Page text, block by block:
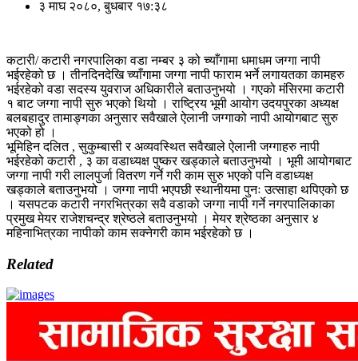
३ माघ २०८०, बुधबार १७:३८
कटारी/ कटारी नगरपालिका वडा नम्बर ३ को च्याँगामा धमाधम जग्गा नापी
भईरहेको छ । तीनदिनदेखि च्याँगामा जग्गा नापी फाराम भर्ने लगायतका कामहरु
भईरहेको वडा सदस्य युवराज अधिकारीले बताउनुभयो । गएको मंसिरमा कटारी
१ बाट जग्गा नापी सुरु भएको थियो । राष्ट्रिय भूमी आयोग उदयपुरका अध्यक्ष
बलबहादुर तामाङ्गका अनुसार सवैखाले ऐलानी जग्गाको नापी आयोगबाट सुरु
भएको हो ।
भूमिहिन दलित , सुकुम्बासी र अव्यवस्थित सवैखाले ऐलानी जग्गाहरु नापी
भईरहेको कटारी , ३ का वडाध्यक्ष पुष्कर खड्काले बताउनुभयो । भूमी आयोगबाट
जग्गा नापी गरी लालपुर्जा वितरण गर्ने गरी काम सुरु भएको पनि वडाध्यक्ष
खड्काले बताउनुभयो । जग्गा नापी भएपछी स्थानीयमा पुनः उत्साहा थपिएको छ
। यसपटक कटारी नगरभित्रका सवै वडाको जग्गा नापी गर्ने नगरपालिकाका
प्रमुख मेयर राजेशचन्द्र श्रेष्ठले बताउनुभयो । मेयर श्रेष्ठका अनुसार ४
महिनाभित्रका नापीको काम सक्नेगरी काम भईरहेको छ ।
Related